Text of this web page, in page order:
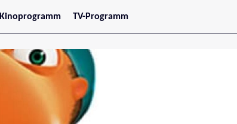
Kinoprogramm
Jetzt im Kino
Wien
Niederösterreich
Oberösterreich
TV-Programm